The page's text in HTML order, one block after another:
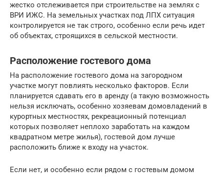
жестко отслеживается при строительстве на землях с
ВРИ ИЖС. На земельных участках под ЛПХ ситуация
контролируется не так строго, особенно если речь идет
об объектах, строящихся в сельской местности.
Расположение гостевого дома
На расположение гостевого дома на загородном
участке могут повлиять несколько факторов. Если
планируется сдавать его в аренду (а такую возможность
нельзя исключать, особенно хозяевам домовладений в
курортных местностях, рекреационный потенциал
которых позволяет неплохо заработать на каждом
квадратном метре жилья), гостевой дом лучше
расположить ближе к входу на участок.
Если нет, и особенно если рядом с гостевым домом